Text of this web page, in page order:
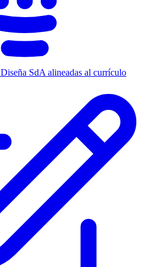
Diseña SdA alineadas al currículo